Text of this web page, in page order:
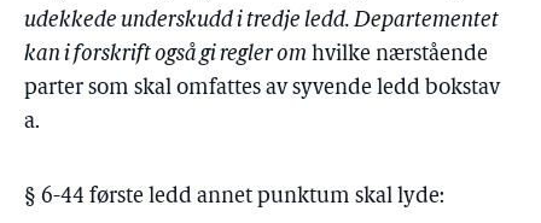
udekkede underskudd i tredje ledd. Departementet
kan i forskrift også gi regler om hvilke nærstående
parter som skal omfattes av syvende ledd bokstav
a.
§ 6-44 første ledd annet punktum skal lyde: